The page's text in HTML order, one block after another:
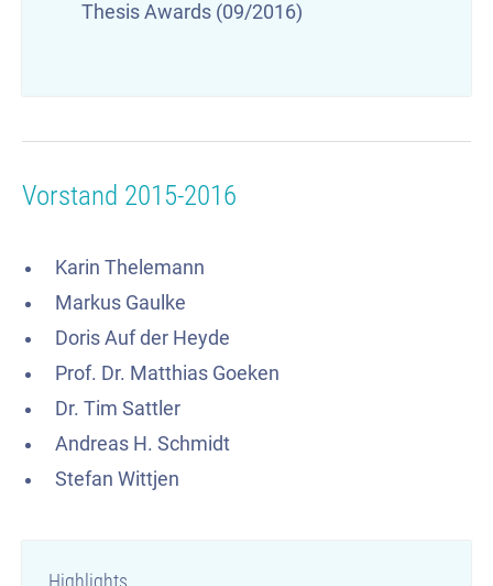
Thesis Awards (09/2016)
Vorstand 2015-2016
Karin Thelemann
Markus Gaulke
Doris Auf der Heyde
Prof. Dr. Matthias Goeken
Dr. Tim Sattler
Andreas H. Schmidt
Stefan Wittjen